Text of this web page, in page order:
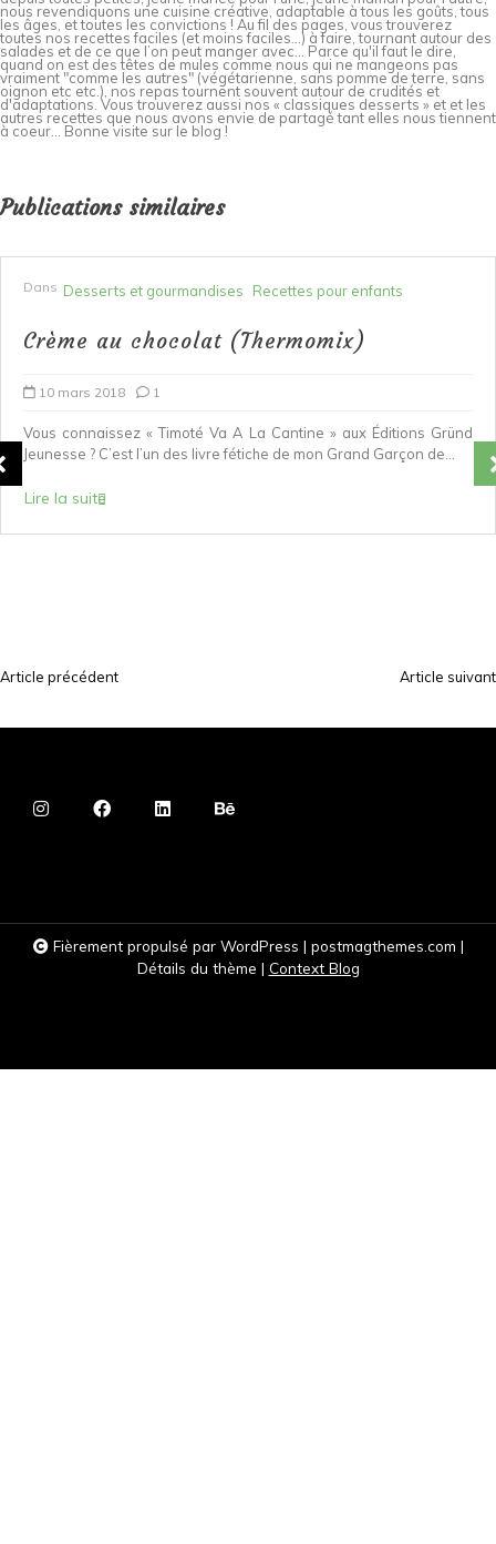
nous revendiquons une cuisine créative, adaptable à tous les goûts, tous
les âges, et toutes les convictions ! Au fil des pages, vous trouverez
toutes nos recettes faciles (et moins faciles…) à faire, tournant autour des
salades et de ce que l’on peut manger avec… Parce qu'il faut le dire,
quand on est des têtes de mules comme nous qui ne mangeons pas
vraiment "comme les autres" (végétarienne, sans pomme de terre, sans
oignon etc etc.), nos repas tournent souvent autour de crudités et
d'adaptations. Vous trouverez aussi nos « classiques desserts » et et les
autres recettes que nous avons envie de partagé tant elles nous tiennent
à coeur... Bonne visite sur le blog !
Publications similaires
Dans Desserts et gourmandises Recettes pour enfants
Crème au chocolat (Thermomix)
10 mars 2018 1
Vous connaissez « Timoté Va A La Cantine » aux Éditions Gründ
Jeunesse ? C’est l’un des livre fétiche de mon Grand Garçon de...
Lire la suite
N
i
e
Article précédent Article suivant
Fièrement propulsé par WordPress | postmagthemes.com |
Détails du thème | Context Blog